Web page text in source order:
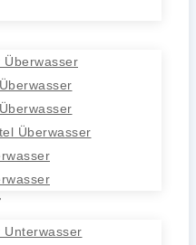
Überwasser
Überwasser
Unterwasser